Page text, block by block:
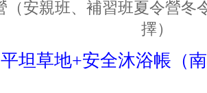
平坦草地+安全沐浴帳（